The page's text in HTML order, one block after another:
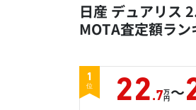
日産 デュアリス
MOTA査定額ラン
1
位 22 .7万
円～